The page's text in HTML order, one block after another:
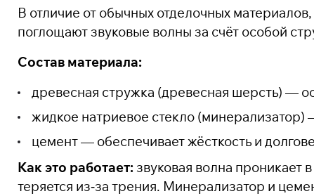
В отличие от обычных отделочных
поглощают звуковые волны за счёт особой
Состав материала:
древесная стружка (древесная шерсть) —
жидкое натриевое стекло (минерализатор)
цемент — обеспечивает жёсткость и
Как это работает: звуковая волна проникает
теряется из‑за трения. Минерализатор и